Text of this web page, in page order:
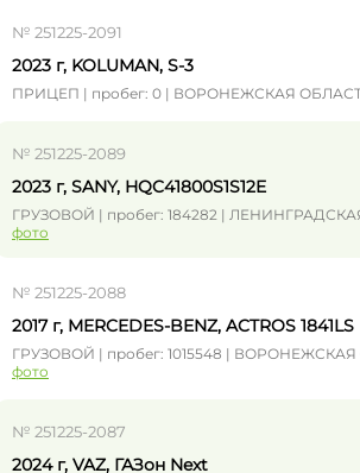
№ 251225-2091
2023 г, KOLUMAN, S-3
ПРИЦЕП | пробег: 0 | ВОРОНЕЖСКАЯ
№ 251225-2089
2023 г, SANY, HQC41800S1S12E
ГРУЗОВОЙ | пробег: 184282 |
фото
№ 251225-2088
2017 г, MERCEDES-BENZ, ACTROS 1841LS
ГРУЗОВОЙ | пробег: 1015548 |
фото
№ 251225-2087
2024 г, VAZ, ГАЗон Next